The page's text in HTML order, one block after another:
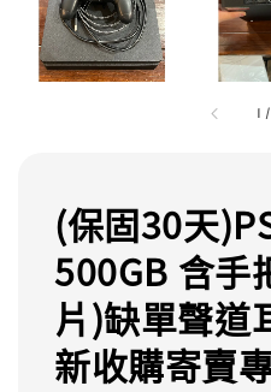
1 /
(保固30天
500GB 含手
片)缺單聲道
新收購寄賣